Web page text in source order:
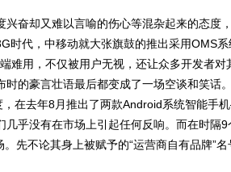
兴奋却又难以言喻的伤心等混杂起来的态度
时代，中移动就大张旗鼓的推出采用OMS
难用，不仅被用户无视，还让众多开发者对
的豪言壮语最后都变成了一场空谈和笑话。
，在去年8月推出了两款Android系统智能
几乎没有在市场上引起任何反响。而在时隔
先不论其身上被赋予的“运营商自有品牌”